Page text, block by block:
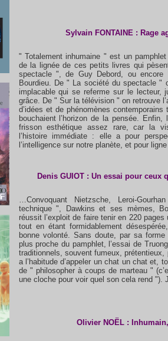
Sylvain FONTAINE : Rage
" Totalement inhumaine " est un
de la lignée de ces petits livres qui
spectacle ", de Guy Debord, ou
Bourdieu. De " La société du spectacle "
implacable qui se referme sur le lecteur,
grâce. De " Sur la télévision " on retrouve
d’idées et de phénomènes
bouchaient l’horizon de la pensée.
frisson esthétique assez rare, car la
l’histoire immédiate : elle a pour
l’intelligence sur notre planète, et pour
Denis GUIOT : Un essai pour ceux
…Convoquant Nietzsche, Leroi-
technique ", Dawkins et ses mèmes,
réussit l’exploit de faire tenir en 220
tout en étant formidablement
bonne volonté. Sans doute, par sa
plus proche du pamphlet, l’essai de
traditionnels, souvent fumeux,
a l’habitude d’appeler un chat un chat et,
de " philosopher à coups de marteau "
une cloche pour voir quel son cela rend ").
Olivier NOËL :